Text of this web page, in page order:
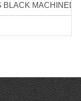
BLACK MACHINED